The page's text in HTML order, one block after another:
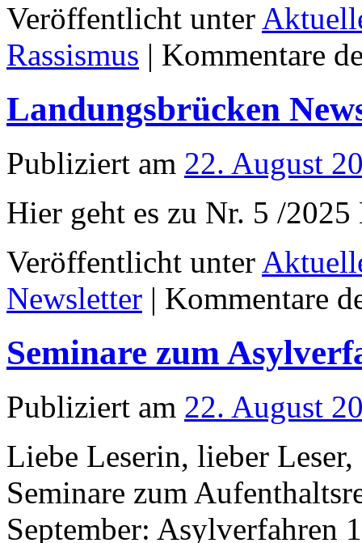
Veröffentlicht unter
Rassismus | Kommentare
Landungsbrücken
Publiziert am 22. August
Hier geht es zu Nr. 5 /
Veröffentlicht unter
Newsletter | Kommentare
Seminare zum
Publiziert am 22. August
Liebe Leserin, lieber
Seminare zum
September: Asylverfahren